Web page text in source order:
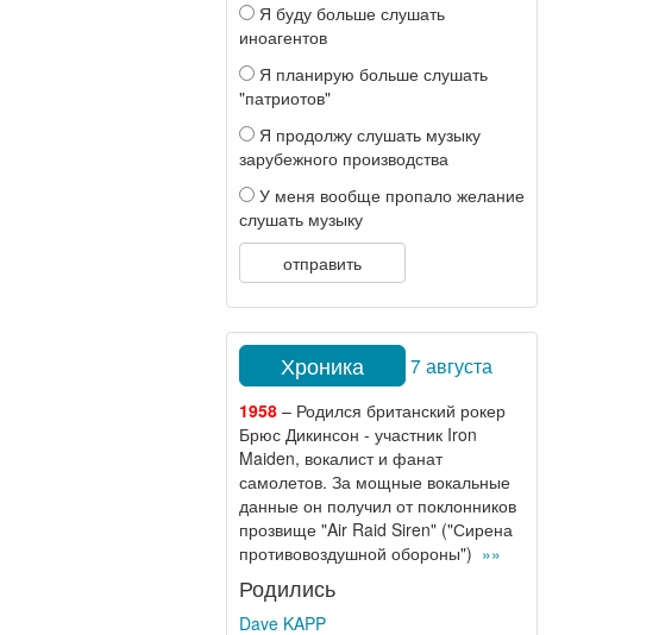
Я буду больше слушать
иноагентов
Я планирую больше слушать
"патриотов"
Я продолжу слушать музыку
зарубежного производства
У меня вообще пропало желание
слушать музыку
отправить
Хроника 7 августа
1958– Родился британский рокер
Брюс Дикинсон - участник Iron
Maiden, вокалист и фанат
самолетов. За мощные вокальные
данные он получил от поклонников
прозвище "Air Raid Siren" ("Сирена
противовоздушной обороны") »»
Родились
Dave KAPP